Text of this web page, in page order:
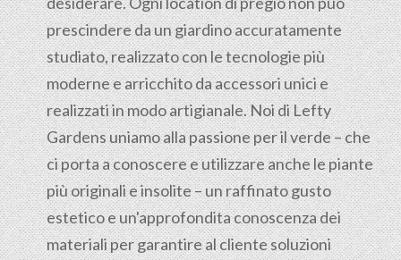
prescindere da un giardino accuratamente
studiato, realizzato con le tecnologie più
moderne e arricchito da accessori unici e
realizzati in modo artigianale. Noi di Lefty
Gardens uniamo alla passione per il verde – che
ci porta a conoscere e utilizzare anche le piante
più originali e insolite – un raffinato gusto
estetico e un'approfondita conoscenza dei
materiali per garantire al cliente soluzioni